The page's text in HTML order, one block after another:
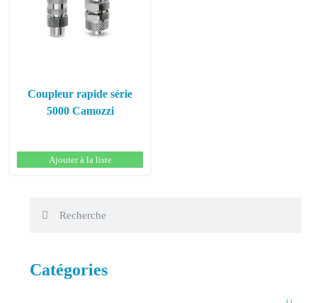
Coupleur rapide série
5000 Camozzi
Ajouter à la liste
Catégories